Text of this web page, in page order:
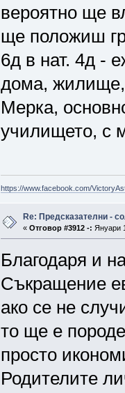
вероятно ще
ще положиш
6д в нат. 4д -
дома, жилище,
Мерка,
училището, с
https://www.facebook.com/
Re: Предсказателни -
« Отговор #3912 -: Януари
Благодаря и
Съкращение
ако се не
то ще е
просто
Родителите